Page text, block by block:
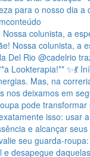
colunista, a